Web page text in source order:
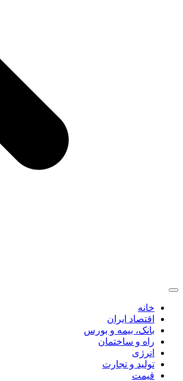
خانه
اقتصاد ایران
بانک، بیمه و بورس
راه و ساختمان
انرژی
تولید و تجارت
قیمت